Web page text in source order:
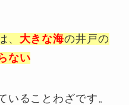
、 大きな海の井戸の
ない
いることわざです。